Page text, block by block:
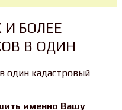
И БОЛЕЕ
В ОДИН
именно Вашу